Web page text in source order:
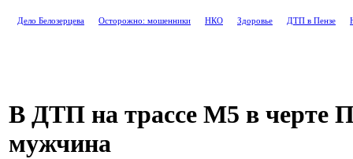
Дело Белозерцева Осторожно: мошенники НКО Здоровье ДТП в Пензе
В ДТП на трассе М5 в черте
мужчина